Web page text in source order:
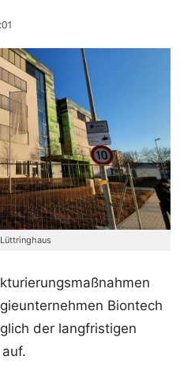
Biontech
der langfristigen